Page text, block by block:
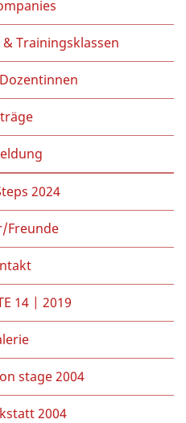
Trainingsklassen
2024
Freunde
14 | 2019
stage 2004
2004